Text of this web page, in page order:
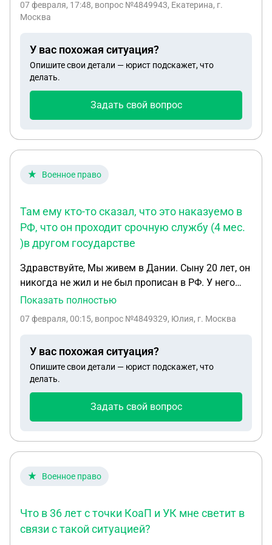
соврал что у него чмт,а медики не зная этого
и получил деньги за больничный. Учитывая что у
меня есть на руках комплексная
судмедэкспертиза в которой говорится что чмт
нет и нет вреда здоровью. Кто виноват? Какие
сроки подать жалобу на первичную судебную
странно сотрудника полиции судья не привлек по
07 февраля, 17:48, вопрос №4849943, Екатерина, г.
Москва
У вас похожая ситуация?
Опишите свои детали — юрист подскажет, что
делать.
Задать свой вопрос
Военное право
Там ему кто-то сказал, что это наказуемо в
РФ, что он проходит срочную службу (4 мес.
)в другом государстве
Здравствуйте, Мы живем в Дании. Сыну 20 лет, он
никогда не жил и не был прописан в РФ. У него
есть гражданство РФ и загранпаспорт.
также есть гражданство Дании. Здесь в армию
пойти добровольцем и только что начал
прохождение. Там ему кто-то сказал, что это
наказуемо в РФ, что он проходит срочную службу
как раз заканчивается паспорт РФ. Он на этом
паспорт. Правильно ли это? Первая цифра 7 в
Показать полностью
07 февраля, 00:15, вопрос №4849329, Юлия, г. Москва
У вас похожая ситуация?
Опишите свои детали — юрист подскажет, что
делать.
Задать свой вопрос
Военное право
Что в 36 лет с точки КоаП и УК мне светит в
связи с такой ситуацией?